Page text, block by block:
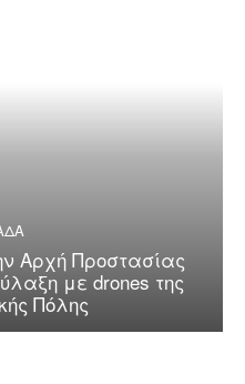
Αρχή Προστασίας
με drones της
Πόλης